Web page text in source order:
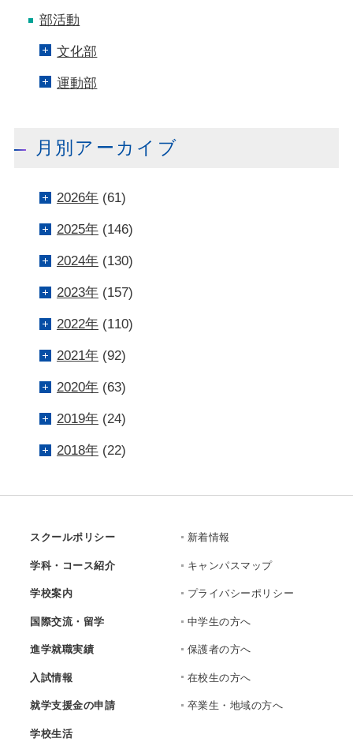
部活動
文化部
運動部
月別アーカイブ
2026年(61)
2025年(146)
2024年(130)
2023年(157)
2022年(110)
2021年(92)
2020年(63)
2019年(24)
2018年(22)
スクールポリシー
学科・コース紹介
学校案内
国際交流・留学
進学就職実績
入試情報
就学支援金の申請
学校生活
新着情報
キャンパスマップ
プライバシーポリシー
中学生の方へ
保護者の方へ
在校生の方へ
卒業生・地域の方へ